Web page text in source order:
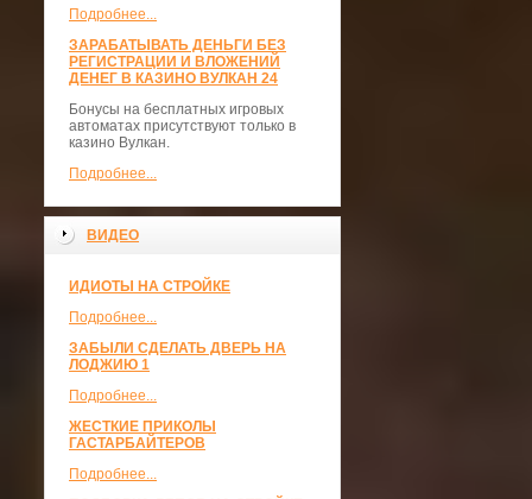
Подробнее...
ЗАРАБАТЫВАТЬ ДЕНЬГИ БЕЗ
РЕГИСТРАЦИИ И ВЛОЖЕНИЙ
ДЕНЕГ В КАЗИНО ВУЛКАН 24
Бонусы на бесплатных игровых
автоматах присутствуют только в
казино Вулкан.
Подробнее...
ВИДЕО
ИДИОТЫ НА СТРОЙКЕ
Подробнее...
ЗАБЫЛИ СДЕЛАТЬ ДВЕРЬ НА
ЛОДЖИЮ 1
Подробнее...
ЖЕСТКИЕ ПРИКОЛЫ
ГАСТАРБАЙТЕРОВ
Подробнее...